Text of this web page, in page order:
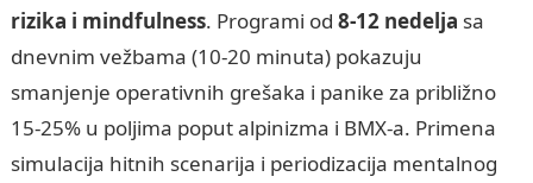
rizika i mindfulness. Programi od 8-12 nedelja sa
dnevnim vežbama (10-20 minuta) pokazuju
smanjenje operativnih grešaka i panike za približno
15-25% u poljima poput alpinizma i BMX-a. Primena
simulacija hitnih scenarija i periodizacija mentalnog